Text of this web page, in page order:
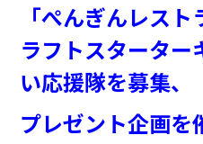
「ぺんぎんレス
ラフトスタータ
い応援隊を募集、
プレゼント企画を